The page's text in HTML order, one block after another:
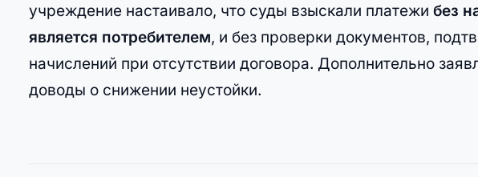
учреждение настаивало, что суды взыскали платежи без
является потребителем, и без проверки документов,
начислений при отсутствии договора. Дополнительно
доводы о снижении неустойки.